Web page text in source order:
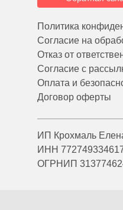
Политика
Согласие на
Отказ от
Согласие с
Оплата и
Договор оферты
ИП Крохмаль
ИНН
ОГРНИП